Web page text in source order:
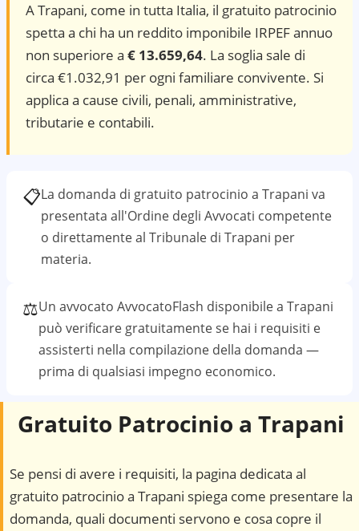
ATrapani, come in tutta Italia, il gratuito patrocinio
spetta a chi ha un reddito imponibile IRPEF annuo
non superiore a € 13.659,64. La soglia sale di
circa €1.032,91 per ogni familiare convivente. Si
applica a cause civili, penali, amministrative,
tributarie e contabili.
📋La domanda di gratuito patrocinio a Trapani va
presentata all'Ordine degli Avvocati competente
o direttamente al Tribunale di Trapani per
materia.
⚖️Un avvocato AvvocatoFlash disponibile a Trapani
può verificare gratuitamente se hai i requisiti e
assisterti nella compilazione della domanda —
prima di qualsiasi impegno economico.
Gratuito Patrocinio a Trapani
Se pensi di avere i requisiti, la pagina dedicata al
gratuito patrocinio a Trapani spiega come presentare la
domanda, quali documenti servono e cosa copre il